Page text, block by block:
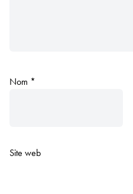
Nom *
Site web